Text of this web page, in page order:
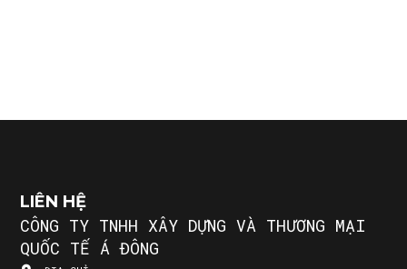
LIÊN HỆ
CÔNG TY TNHH XÂY DỰNG VÀ THƯƠNG MẠI
QUỐC TẾ Á ĐÔNG